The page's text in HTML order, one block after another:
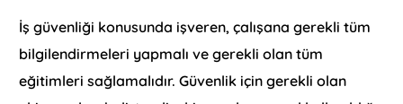
İş güvenliği konusunda işveren, çalışana gerekli tüm
bilgilendirmeleri yapmalı ve gerekli olan tüm
eğitimleri sağlamalıdır. Güvenlik için gerekli olan